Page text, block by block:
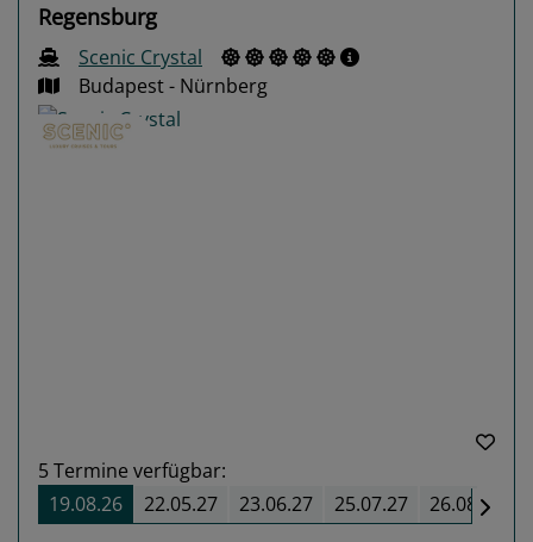
Regensburg
Scenic Crystal
Budapest - Nürnberg
5Termine verfügbar:
19.08.26
22.05.27 23.06.27 25.07.27 26.08.27